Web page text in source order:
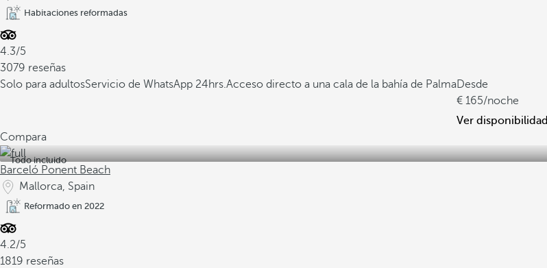
Habitaciones reformadas
4.3/5
3079 reseñas
Solo para adultosServicio de WhatsApp 24hrs.Acceso directo a una cala de la bahía de PalmaDesde
165/noche
Ver disponibilidad
Compara
Todo incluido
Barceló Ponent Beach
Mallorca, Spain
Reformado en 2022
4.2/5
1819 reseñas